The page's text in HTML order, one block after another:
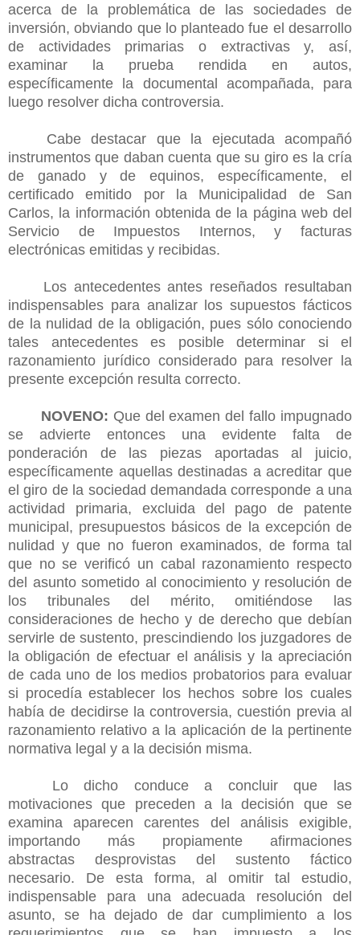
acerca de la problemática de las sociedades de
inversión, obviando que lo planteado fue el desarrollo
de actividades primarias o extractivas y, así,
examinar la prueba rendida en autos,
específicamente la documental acompañada, para
luego resolver dicha controversia.
Cabe destacar que la ejecutada acompañó
instrumentos que daban cuenta que su giro es la cría
de ganado y de equinos, específicamente, el
certificado emitido por la Municipalidad de San
Carlos, la información obtenida de la página web del
Servicio de Impuestos Internos, y facturas
electrónicas emitidas y recibidas.
Los antecedentes antes reseñados resultaban
indispensables para analizar los supuestos fácticos
de la nulidad de la obligación, pues sólo conociendo
tales antecedentes es posible determinar si el
razonamiento jurídico considerado para resolver la
presente excepción resulta correcto.
NOVENO: Que del examen del fallo impugnado
se advierte entonces una evidente falta de
ponderación de las piezas aportadas al juicio,
específicamente aquellas destinadas a acreditar que
el giro de la sociedad demandada corresponde a una
actividad primaria, excluida del pago de patente
municipal, presupuestos básicos de la excepción de
nulidad y que no fueron examinados, de forma tal
que no se verificó un cabal razonamiento respecto
del asunto sometido al conocimiento y resolución de
los tribunales del mérito, omitiéndose las
consideraciones de hecho y de derecho que debían
servirle de sustento, prescindiendo los juzgadores de
la obligación de efectuar el análisis y la apreciación
de cada uno de los medios probatorios para evaluar
si procedía establecer los hechos sobre los cuales
había de decidirse la controversia, cuestión previa al
razonamiento relativo a la aplicación de la pertinente
normativa legal y a la decisión misma.
Lo dicho conduce a concluir que las
motivaciones que preceden a la decisión que se
examina aparecen carentes del análisis exigible,
importando más propiamente afirmaciones
abstractas desprovistas del sustento fáctico
necesario. De esta forma, al omitir tal estudio,
indispensable para una adecuada resolución del
asunto, se ha dejado de dar cumplimiento a los